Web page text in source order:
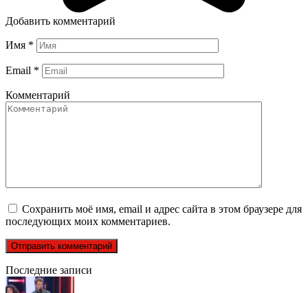
Добавить комментарий
Имя *
Email *
Комментарий
Сохранить моё имя, email и адрес сайта в этом браузере для
последующих моих комментариев.
Последние записи